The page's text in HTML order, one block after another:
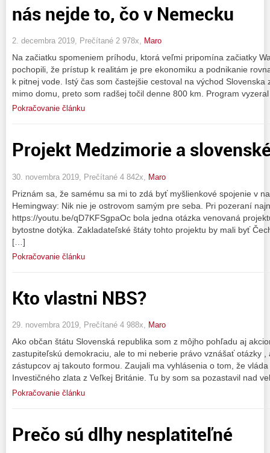
nás nejde to, čo v Nemecku
2. decembra 2019, Prečítané 2 978x, Maro
Na začiatku spomeniem príhodu, ktorá veľmi pripomína začiatky
pochopili, že prístup k realitám je pre ekonomiku a podnikanie
k pitnej vode. Istý čas som častejšie cestoval na východ Slovenska
mimo domu, preto som radšej točil denne 800 km. Program
Pokračovanie článku
Projekt Medzimorie a
30. novembra 2019, Prečítané 4 842x, Maro
Priznám sa, že samému sa mi to zdá byť myšlienkové spojenie v
Hemingway: Nik nie je ostrovom samým pre seba. Pri pozeraní
https://youtu.be/qD7KFSgpaOc bola jedna otázka venovaná
bytostne dotýka. Zakladateľské štáty tohto projektu by mali byť
[…]
Pokračovanie článku
Kto vlastni NBS?
29. novembra 2019, Prečítané 4 988x, Maro
Ako občan štátu Slovenská republika som z môjho pohľadu aj
zastupiteľskú demokraciu, ale to mi neberie právo vznášať otázky
zástupcov aj takouto formou. Zaujali ma vyhlásenia o tom, že
Investičného zlata z Veľkej Británie. Tu by som sa pozastavil nad
Pokračovanie článku
Prečo sú dlhy nesplatiteľné